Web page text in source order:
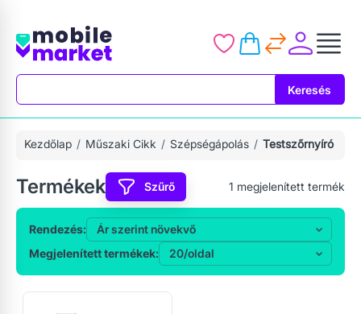
Keresés
Kezdőlap Műszaki Cikk Szépségápolás Testszőrnyíró
Termékek Szűrő 1 megjelenített termék
Rendezés:
Megjelenített termékek: